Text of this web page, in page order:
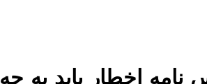
نامه اخطار باید به